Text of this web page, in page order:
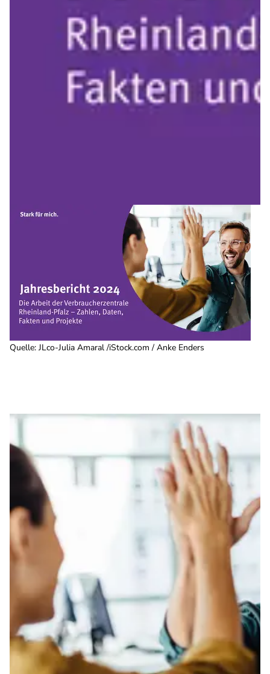
Quelle: JLco-Julia Amaral /iStock.com / Anke Enders